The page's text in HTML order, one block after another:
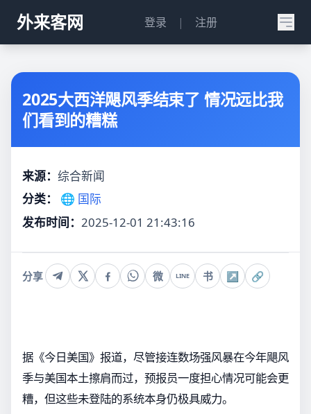
外来客网 登录 | 注册
2025大西洋飓风季结束了 情况远比我
们看到的糟糕
来源： 综合新闻
分类：
🌐 国际
发布时间： 2025-12-01 21:43:16
分享 微 LINE 书 ↗ 🔗
据《今日美国》报道，尽管接连数场强风暴在今年飓风
季与美国本土擦肩而过，预报员一度担心情况可能会更
糟，但这些未登陆的系统本身仍极具威力。